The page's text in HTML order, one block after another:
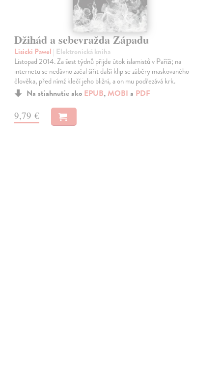
Džihád a sebevražda Západu
Lisicki Pawel | Elektronická kniha
Listopad 2014. Za šest týdnů přijde útok islamistů v Paříži; na
internetu se nedávno začal šířit další klip se záběry maskovaného
člověka, před nímž klečí jeho bližní, a on mu podřezává krk.
Na stiahnutie ako EPUB, MOBI a PDF
9,79 €